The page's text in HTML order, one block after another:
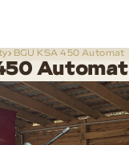
BGU KSA 450 Automat
Automat